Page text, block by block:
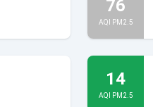
76
AQI PM2.5
14
AQI PM2.5